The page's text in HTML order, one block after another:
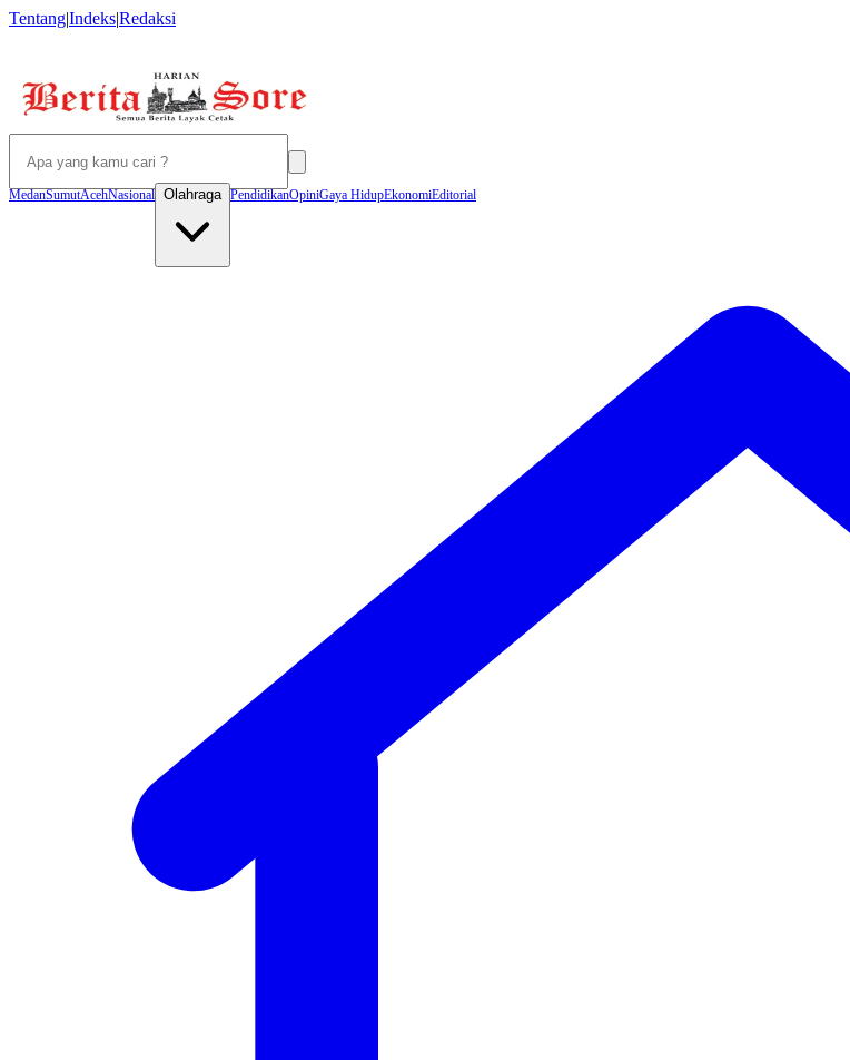
Tentang|Indeks|Redaksi
MedanSumutAcehNasional Olahraga PendidikanOpiniGaya HidupEkonomiEditorial